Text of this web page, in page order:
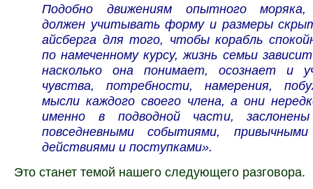
Подобно движениям опытного
должен учитывать форму и размеры
айсберга для того, чтобы корабль
по намеченному курсу, жизнь семьи
насколько она понимает, осознает и
чувства, потребности, намерения,
мысли каждого своего члена, а они
именно в подводной части,
повседневными событиями,
действиями и поступками».
Это станет темой нашего следующего разговора.